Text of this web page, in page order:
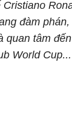
đàm
quan tâm
World